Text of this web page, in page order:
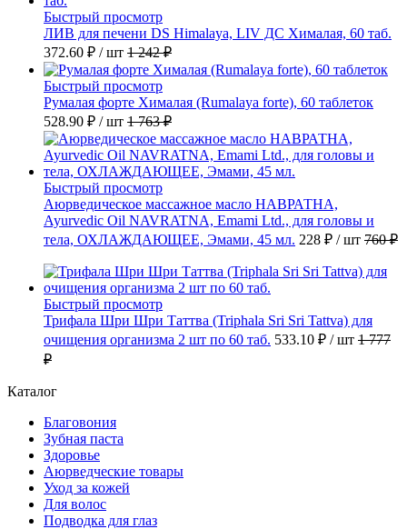
Быстрый просмотр
ЛИВ для печени DS Himalaya, LIV ДС Хималая, 60 таб.
372.60 ₽ / шт 1 242 ₽
Быстрый просмотр
Румалая форте Хималая (Rumalaya forte), 60 таблеток
528.90 ₽ / шт 1 763 ₽
Быстрый просмотр
Аюрведическое массажное масло НАВРАТНА,
Ayurvedic Oil NAVRATNA, Emami Ltd., для головы и
тела, ОХЛАЖДАЮЩЕЕ, Эмами, 45 мл. 228 ₽ / шт 760 ₽
Быстрый просмотр
Трифала Шри Шри Таттва (Triphala Sri Sri Tattva) для
очищения организма 2 шт по 60 таб. 533.10 ₽ / шт 1 777
₽
Каталог
Благовония
Зубная паста
Здоровье
Аюрведческие товары
Уход за кожей
Для волос
Подводка для глаз